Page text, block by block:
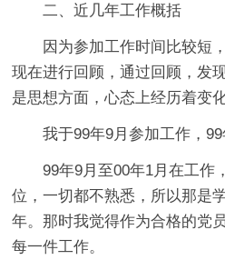
二、近几年工作概括
因为参加工作时间比较短
现在进行回顾，通过回顾，发
是思想方面，心态上经历着变
我于99年9月参加工作，99
99年9月至00年1月在工作
位，一切都不熟悉，所以那是
年。那时我觉得作为合格的党
每一件工作。